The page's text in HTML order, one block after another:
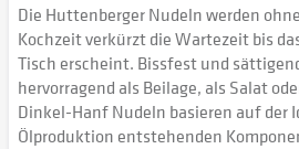
Die Huttenberger Nudeln werden
Kochzeit verkürzt die Wartezeit bis
Tisch erscheint. Bissfest und
hervorragend als Beilage, als Salat
Dinkel-Hanf Nudeln basieren auf der
Ölproduktion entstehenden